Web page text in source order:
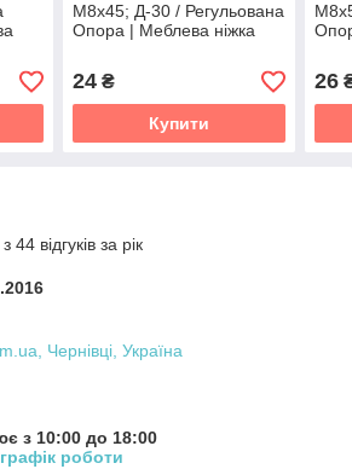
М8х45; Д-30 / Регульована
Опора | Меблева ніжка
24₴
Купити
26
відгуків за рік
Чернівці, Україна
з 10:00 до 18:00
роботи